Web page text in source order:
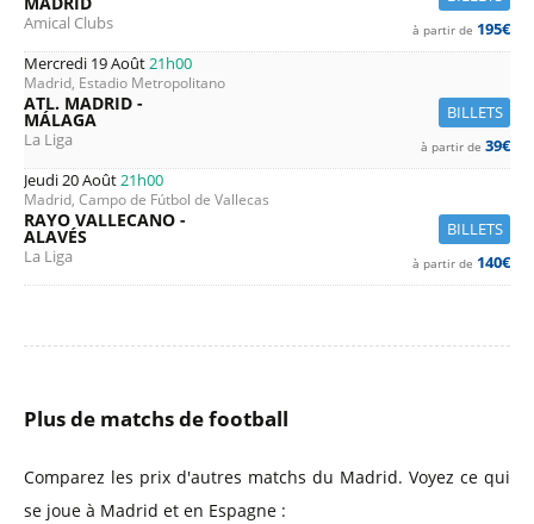
Amical Clubs à partir de 195€
Mercredi 19 Août21h00
Madrid, Estadio Metropolitano
BILLETS
ATL. MADRID -
MÁLAGA
La Liga à partir de 39€
Jeudi 20 Août21h00
Madrid, Campo de Fútbol de Vallecas
BILLETS
RAYO VALLECANO -
ALAVÉS
La Liga à partir de 140€
Plus de matchs de football
Comparez les prix d'autres matchs du Madrid. Voyez ce qui
se joue à Madrid et en Espagne :